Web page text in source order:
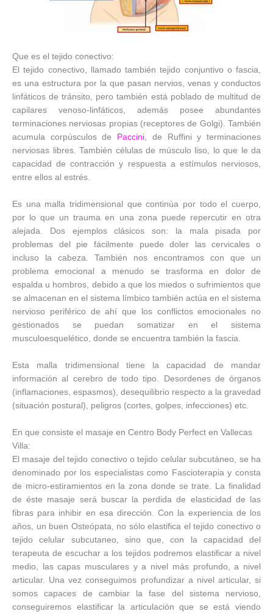
Que es el tejido conectivo:
El tejido conectivo, llamado también tejido conjuntivo o fascia,
es una estructura por la que pasan nervios, venas y conductos
linfáticos de tránsito, pero también está poblado de multitud de
capilares venoso-linfáticos, además posee abundantes
terminaciones nerviosas propias (receptores de Golgi). También
acumula corpúsculos de
Paccini, de Ruffini y terminaciones
nerviosas libres. También células de músculo liso, lo que le da
capacidad de contracción y respuesta a estímulos nerviosos,
entre ellos al estrés.
Es una malla tridimensional que continúa por todo el cuerpo,
por lo que un trauma en una zona puede repercutir en otra
alejada. Dos ejemplos clásicos son: la mala pisada por
problemas del pie fácilmente puede doler las cervicales o
incluso la cabeza. También nos encontramos con que un
problema emocional a menudo se trasforma en dolor de
espalda u hombros, debido a que los miedos o sufrimientos que
se almacenan en el sistema límbico también actúa en el sistema
nervioso periférico de ahí que los conflictos emocionales no
gestionados se puedan somatizar en el sistema
musculoesquelético, donde se encuentra también la fascia.
Esta malla tridimensional tiene la capacidad de mandar
información al cerebro de todo tipo. Desordenes de órganos
(inflamaciones, espasmos), desequilibrio respecto a la gravedad
(situación postural), peligros (cortes, golpes, infecciones) etc.
En que consiste el masaje en Centro Body Perfect en Vallecas
Villa:
El masaje del tejido conectivo o tejido celular subcutáneo, se ha
denominado por los especialistas como Fascioterapia y consta
de micro-estiramientos en la zona donde se trate. La finalidad
de éste masaje será buscar la perdida de elasticidad de las
fibras para inhibir en esa dirección. Con la experiencia de los
años, un buen Osteópata, no sólo elastifica el tejido conectivo o
tejido celular subcutaneo, sino que, con la capacidad del
terapeuta de escuchar a los tejidos podremos elastificar a nivel
medio, las capas musculares y a nivel más profundo, a nivel
articular. Una vez conseguimos profundizar a nivel articular, si
somos capaces de cambiar la fase del sistema nervioso,
conseguiremos elastificar la articulación que se está viendo